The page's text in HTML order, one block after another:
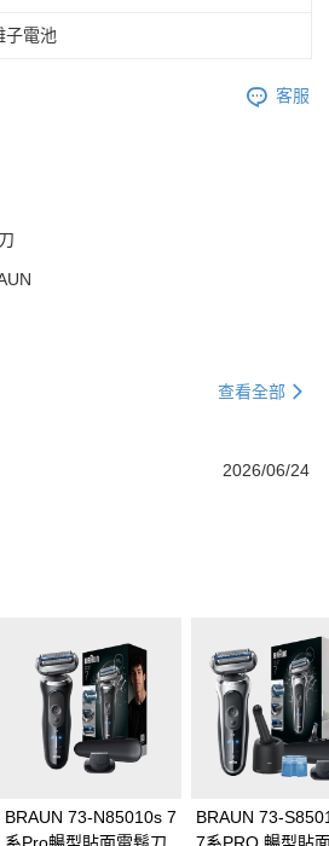
子電池
客服
查看全部
2026/06/24
BRAUN 73-N85010s 7
BRAUN 73-